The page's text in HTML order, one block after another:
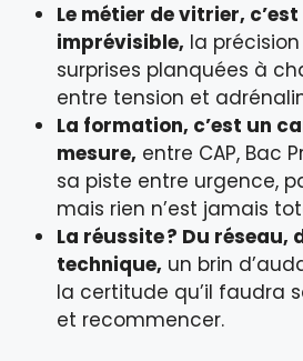
Le métier de vitrier,
imprévisible, la
surprises planquées à
entre tension et
La formation, c’est un
mesure, entre CAP, Bac
sa piste entre urgence,
mais rien n’est jamais
La réussite ? Du réseau,
technique, un brin
la certitude qu’il faudra
et recommencer.